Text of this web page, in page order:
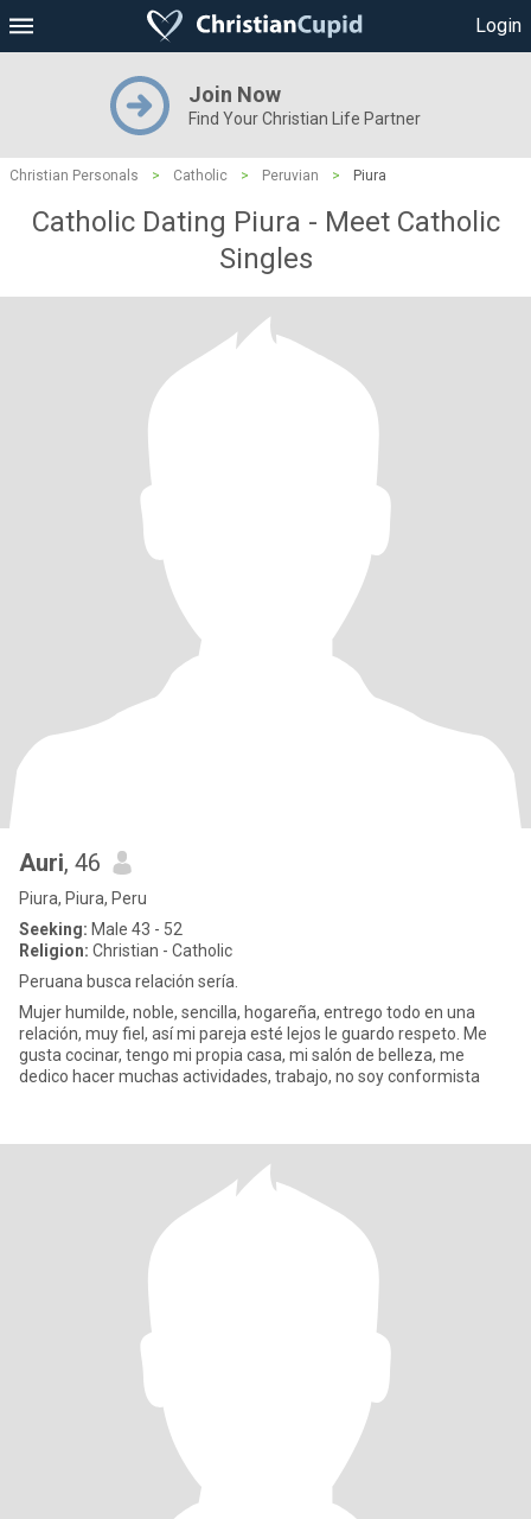
Login
Join Now
Find Your Christian Life Partner
Christian Personals > Catholic > Peruvian > Piura
Catholic Dating Piura - Meet Catholic
Singles
Auri, 46
Piura, Piura, Peru
Seeking: Male 43 - 52
Religion: Christian - Catholic
Peruana busca relación sería.
Mujer humilde, noble, sencilla, hogareña, entrego todo en una
relación, muy fiel, así mi pareja esté lejos le guardo respeto. Me
gusta cocinar, tengo mi propia casa, mi salón de belleza, me
dedico hacer muchas actividades, trabajo, no soy conformista